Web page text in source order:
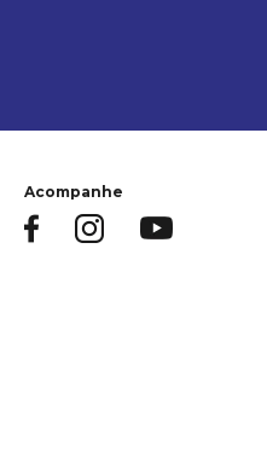
Acompanhe